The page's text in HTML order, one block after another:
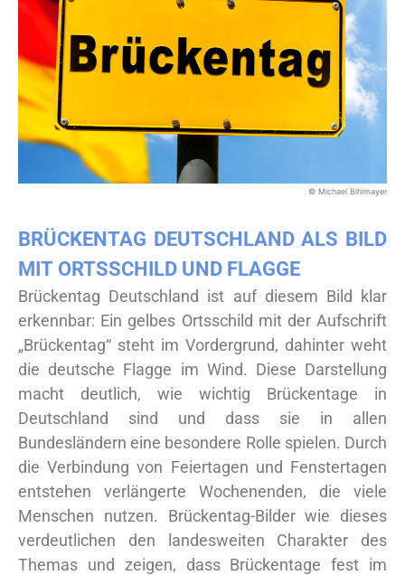
© Michael Bihlmayer
BRÜCKENTAG DEUTSCHLAND ALS BILD
MIT ORTSSCHILD UND FLAGGE
Brückentag Deutschland ist auf diesem Bild klar
erkennbar: Ein gelbes Ortsschild mit der Aufschrift
„Brückentag“ steht im Vordergrund, dahinter weht
die deutsche Flagge im Wind. Diese Darstellung
macht deutlich, wie wichtig Brückentage in
Deutschland sind und dass sie in allen
Bundesländern eine besondere Rolle spielen. Durch
die Verbindung von Feiertagen und Fenstertagen
entstehen verlängerte Wochenenden, die viele
Menschen nutzen. Brückentag-Bilder wie dieses
verdeutlichen den landesweiten Charakter des
Themas und zeigen, dass Brückentage fest im